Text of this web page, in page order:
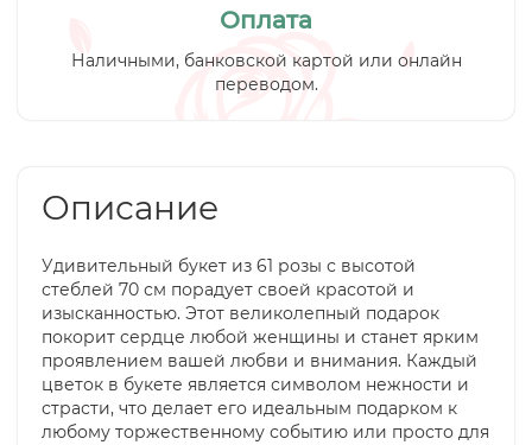
Оплата
Наличными, банковской картой или онлайн
переводом.
Описание
Удивительный букет из 61 розы с высотой
стеблей 70 см порадует своей красотой и
изысканностью. Этот великолепный подарок
покорит сердце любой женщины и станет ярким
проявлением вашей любви и внимания. Каждый
цветок в букете является символом нежности и
страсти, что делает его идеальным подарком к
любому торжественному событию или просто для